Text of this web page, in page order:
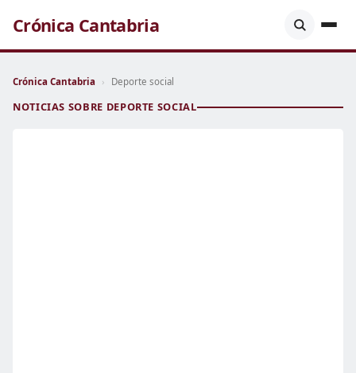
Crónica Cantabria
Crónica Cantabria › Deporte social
NOTICIAS SOBRE DEPORTE SOCIAL